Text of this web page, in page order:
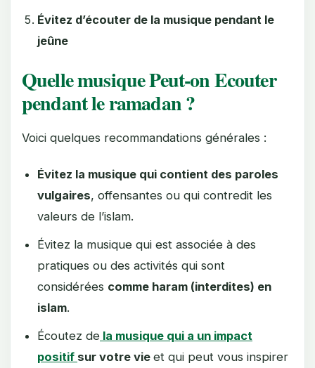
Évitez d’écouter de la musique pendant le
jeûne
Quelle musique Peut-on Ecouter
pendant le ramadan ?
Voici quelques recommandations générales :
Évitez la musique qui contient des paroles
vulgaires, offensantes ou qui contredit les
valeurs de l’islam.
Évitez la musique qui est associée à des
pratiques ou des activités qui sont
considérées comme haram (interdites) en
islam.
Écoutez de la musique qui a un impact
positif sur votre vie et qui peut vous inspirer